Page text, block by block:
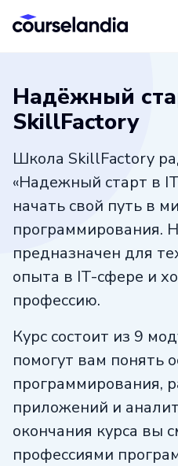
Надёжный
SkillFactory
Школа SkillFactory
«Надежный старт в
начать свой путь в
программирования.
предназначен для
опыта в IT-сфере и
профессию.
Курс состоит из 9
помогут вам понять
программирования,
приложений и
окончания курса вы
профессиями